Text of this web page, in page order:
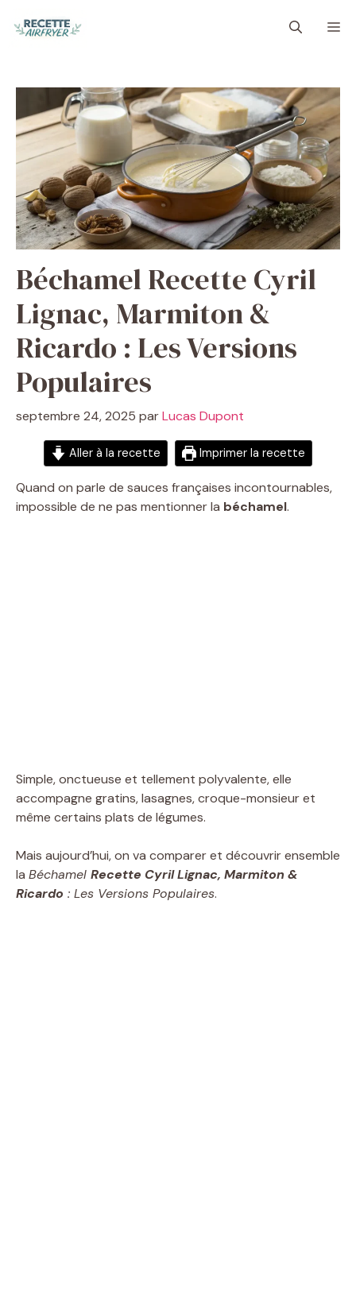
Béchamel Recette Cyril
Lignac, Marmiton &
Ricardo : Les Versions
Populaires
septembre 24, 2025 parLucas Dupont
Aller à la recette Imprimer la recette
Quand on parle de sauces françaises incontournables,
impossible de ne pas mentionner la béchamel.
Simple, onctueuse et tellement polyvalente, elle
accompagne gratins, lasagnes, croque-monsieur et
même certains plats de légumes.
Mais aujourd’hui, on va comparer et découvrir ensemble
la Béchamel Recette Cyril Lignac, Marmiton &
Ricardo : Les Versions Populaires.